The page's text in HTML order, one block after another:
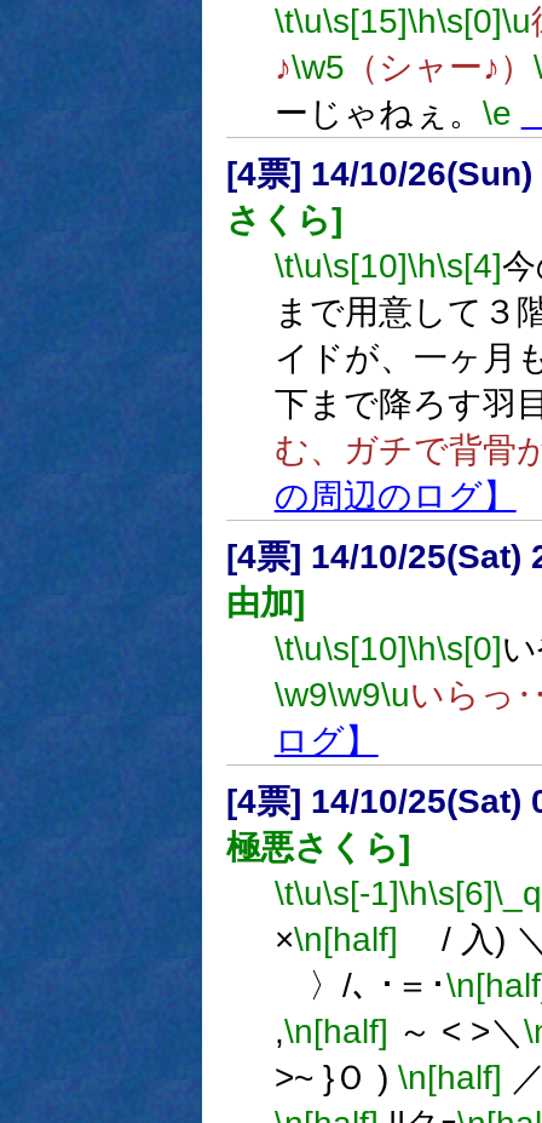
\t\u\s[15]\h\s[0]\u
♪\w5 （シャー♪）
ーじゃねぇ。 \e
[4票] 14/10/
さくら]
\t\u\s[10]\h\s[4]
まで用意して３
イドが、一ヶ月
下まで降ろす羽
む、ガチで背骨
の周辺のログ】
[4票] 14/10/25(Sat)
由加]
\t\u\s[10]\h\s[0]
\w9\w9\uいらっ
ログ】
[4票] 14/10/25(Sat)
極悪さくら]
\t\u\s[-1]\h\s[6]\_q
×\n[half] / 入)
〉/､ ･＝･
,\n[half] ～ < >＼
>~ }Ｏ ) \n[half]